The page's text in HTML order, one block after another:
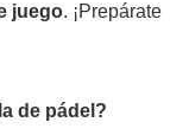
juego. ¡Prepárate
de pádel?